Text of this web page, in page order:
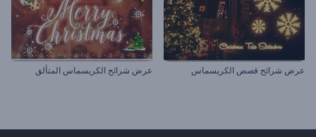
عرض شرائح قصص الكريسماس عرض شرائح الكريسماس المتألق